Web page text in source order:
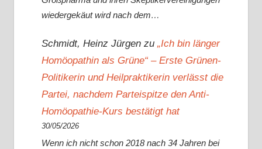
wiedergekäut wird nach dem…
Schmidt, Heinz Jürgenzu „Ich bin länger
Homöopathin als Grüne“ – Erste Grünen-
Politikerin und Heilpraktikerin verlässt die
Partei, nachdem Parteispitze den Anti-
Homöopathie-Kurs bestätigt hat
30/05/2026
Wenn ich nicht schon 2018 nach 34 Jahren bei